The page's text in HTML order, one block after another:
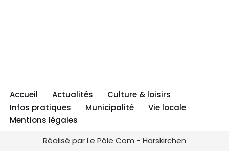
Accueil Actualités
Culture & loisirs
Infos pratiques
Municipalité
Vie locale
Mentions légales
Réalisé par Le Pôle Com - Harskirchen